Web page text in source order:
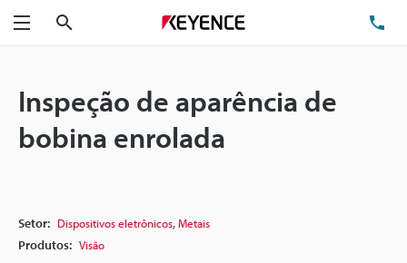
Menu
Inspeção de aparência de
bobina enrolada
Setor: Dispositivos eletrônicos,Metais
Produtos: Visão